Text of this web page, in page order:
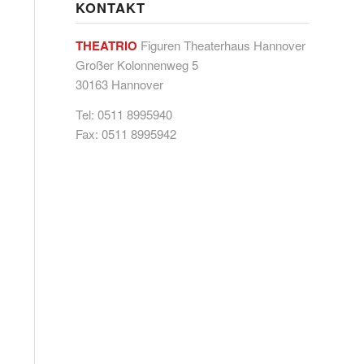
KONTAKT
THEATRIO Figuren Theaterhaus Hannover
Großer Kolonnenweg 5
30163 Hannover
Tel: 0511 8995940
Fax: 0511 8995942